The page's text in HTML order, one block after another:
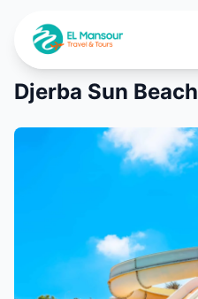
Djerba Sun Beach